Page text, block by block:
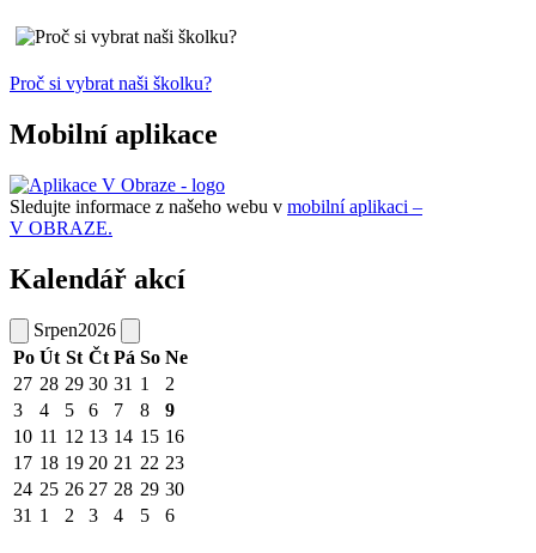
Proč si vybrat naši školku?
Mobilní aplikace
Sledujte informace z našeho webu v mobilní aplikaci –
V OBRAZE.
Kalendář akcí
Srpen2026
Po Út St Čt Pá So Ne
27 28 29 30 31 1
2
3
4 5 6 7 8
9
10 11 12 13 14 15 16
17 18 19 20 21 22 23
24 25 26 27 28 29 30
31 1 2 3 4 5 6